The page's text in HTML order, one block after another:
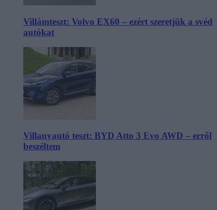
Villámteszt: Volvo EX60 – ezért szeretjük a svéd
autókat
Villanyautó teszt: BYD Atto 3 Evo AWD – erről
beszéltem